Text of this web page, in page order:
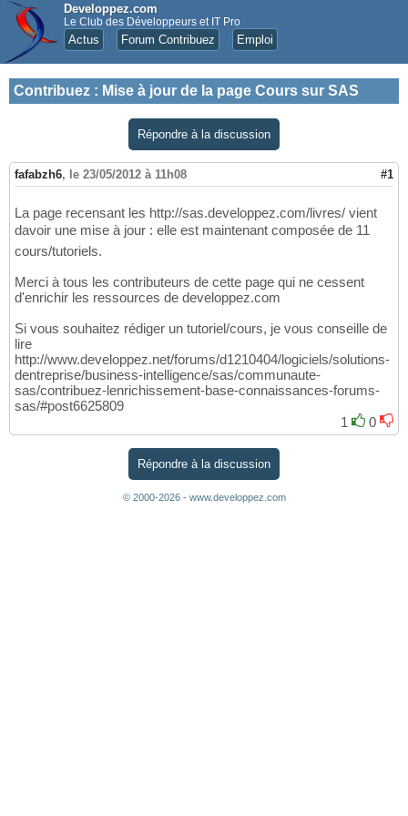
Developpez.com
Le Club des Développeurs et IT Pro
Actus Forum Contribuez Emploi
Contribuez : Mise à jour de la page Cours sur SAS
Répondre à la discussion
fafabzh6, le 23/05/2012 à 11h08 #1
La page recensant les http://sas.developpez.com/livres/ vient
davoir une mise à jour : elle est maintenant composée de 11
cours/tutoriels.
Merci à tous les contributeurs de cette page qui ne cessent
d'enrichir les ressources de developpez.com
Si vous souhaitez rédiger un tutoriel/cours, je vous conseille de
lire
http://www.developpez.net/forums/d1210404/logiciels/solutions-
dentreprise/business-intelligence/sas/communaute-
sas/contribuez-lenrichissement-base-connaissances-forums-
sas/#post6625809
1
0
Répondre à la discussion
© 2000-2026 - www.developpez.com